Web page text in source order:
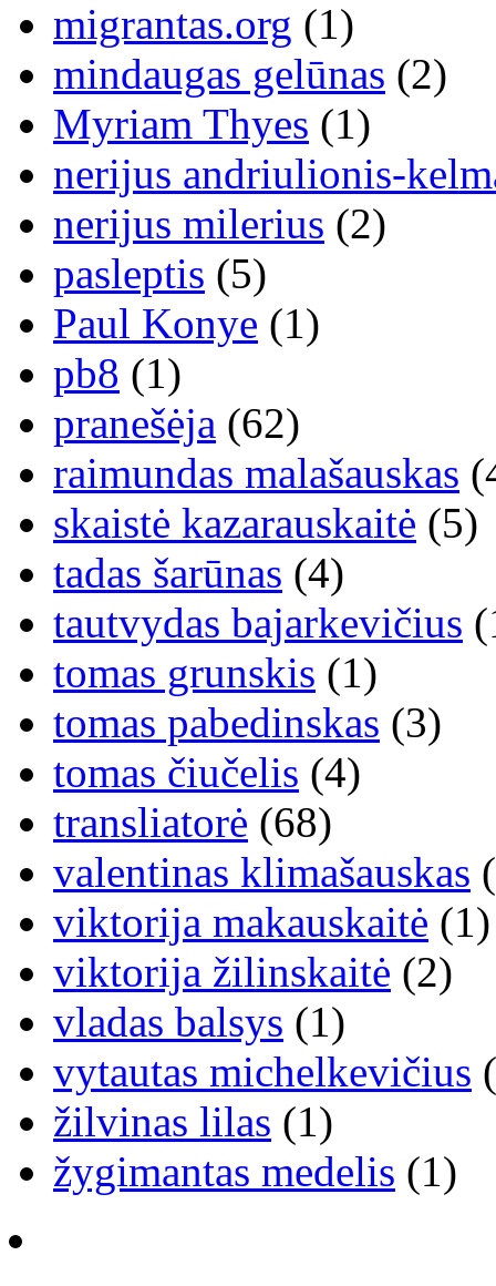
migrantas.org (1)
mindaugas gelūnas (2)
Myriam Thyes (1)
nerijus andriulionis-
nerijus milerius (2)
pasleptis (5)
Paul Konye (1)
pb8 (1)
pranešėja (62)
raimundas malašauskas
skaistė kazarauskaitė (5)
tadas šarūnas (4)
tautvydas bajarkevičius
tomas grunskis (1)
tomas pabedinskas (3)
tomas čiučelis (4)
transliatorė (68)
valentinas klimašauskas
viktorija makauskaitė (1)
viktorija žilinskaitė (2)
vladas balsys (1)
vytautas michelkevičius
žilvinas lilas (1)
žygimantas medelis (1)